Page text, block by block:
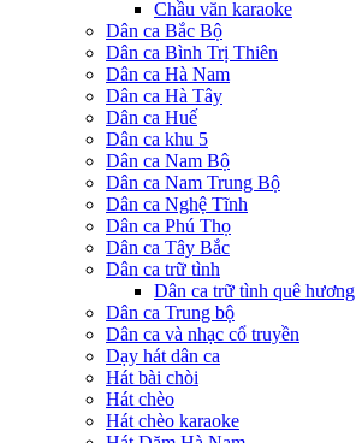
Chầu văn karaoke
Dân ca Bắc Bộ
Dân ca Bình Trị Thiên
Dân ca Hà Nam
Dân ca Hà Tây
Dân ca Huế
Dân ca khu 5
Dân ca Nam Bộ
Dân ca Nam Trung Bộ
Dân ca Nghệ Tĩnh
Dân ca Phú Thọ
Dân ca Tây Bắc
Dân ca trữ tình
Dân ca trữ tình quê hương
Dân ca Trung bộ
Dân ca và nhạc cổ truyền
Dạy hát dân ca
Hát bài chòi
Hát chèo
Hát chèo karaoke